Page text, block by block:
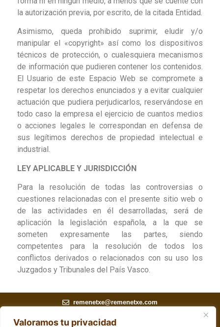
Valoramos tu privacidad
la autorización previa, por escrito, de la citada Entidad.
Asimismo, queda prohibido suprimir, eludir y/o
manipular el «copyright» así como los dispositivos
técnicos de protección, o cualesquiera mecanismos
de información que pudieren contener los contenidos.
El Usuario de este Espacio Web se compromete a
respetar los derechos enunciados y a evitar cualquier
actuación que pudiera perjudicarlos, reservándose en
todo caso la empresa el ejercicio de cuantos medios
o acciones legales le correspondan en defensa de
sus legítimos derechos de propiedad intelectual e
industrial.
LEY APLICABLE Y JURISDICCIÓN
Para la resolución de todas las controversias o
cuestiones relacionadas con el presente sitio web o
de las actividades en él desarrolladas, será de
aplicación la legislación española, a la que se
someten expresamente las partes, siendo
competentes para la resolución de todos los
conflictos derivados o relacionados con su uso los
Juzgados y Tribunales del País Vasco.
remenetxe@remenetxe.com